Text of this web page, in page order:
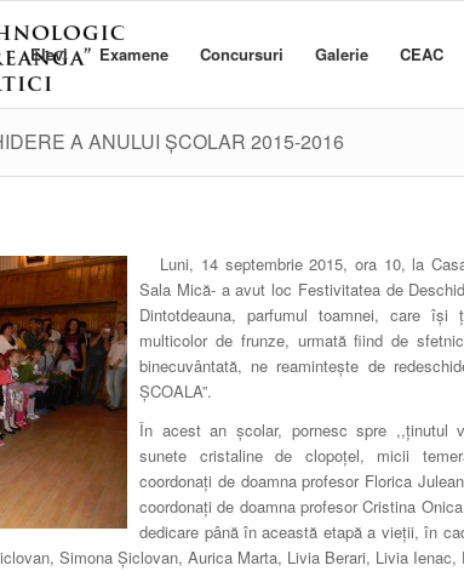
Elevi Examene Concursuri Galerie CEAC
A ANULUI ȘCOLAR 2015-2016
Luni, 14 septembrie 2015, ora 10, la
Sala Mică- a avut loc Festivitatea de
Dintotdeauna, parfumul toamnei, care
multicolor de frunze, urmată fiind de
binecuvântată, ne reamintește de
ȘCOALA”.
În acest an școlar, pornesc spre ,,ținutul
sunete cristaline de clopoțel, micii
coordonați de doamna profesor Florica
coordonați de doamna profesor Cristina
dedicare până în această etapă a vieții, în
Simona Șiclovan, Aurica Marta, Livia Berari, Livia Ienac,